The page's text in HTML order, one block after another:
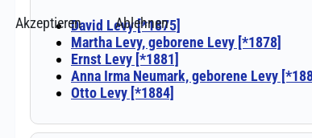
Akzeptieren
Ablehnen